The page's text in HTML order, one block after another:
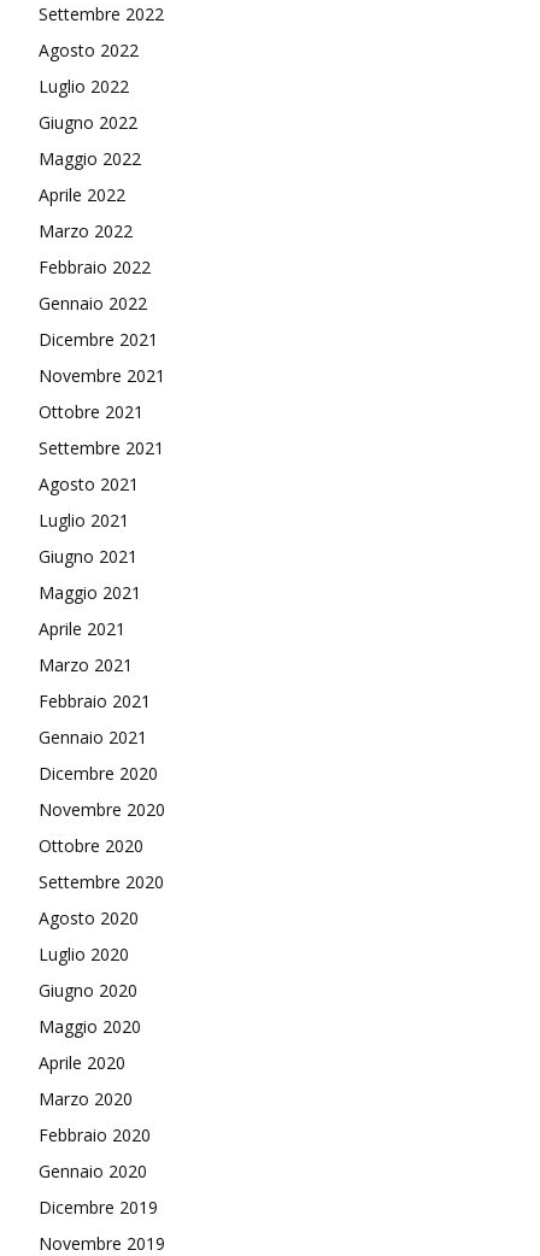
Settembre 2022
Agosto 2022
Luglio 2022
Giugno 2022
Maggio 2022
Aprile 2022
Marzo 2022
Febbraio 2022
Gennaio 2022
Dicembre 2021
Novembre 2021
Ottobre 2021
Settembre 2021
Agosto 2021
Luglio 2021
Giugno 2021
Maggio 2021
Aprile 2021
Marzo 2021
Febbraio 2021
Gennaio 2021
Dicembre 2020
Novembre 2020
Ottobre 2020
Settembre 2020
Agosto 2020
Luglio 2020
Giugno 2020
Maggio 2020
Aprile 2020
Marzo 2020
Febbraio 2020
Gennaio 2020
Dicembre 2019
Novembre 2019